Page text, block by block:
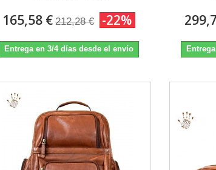
165,58 € 212,28 € -22%
Entrega en 3/4 días desde el envío